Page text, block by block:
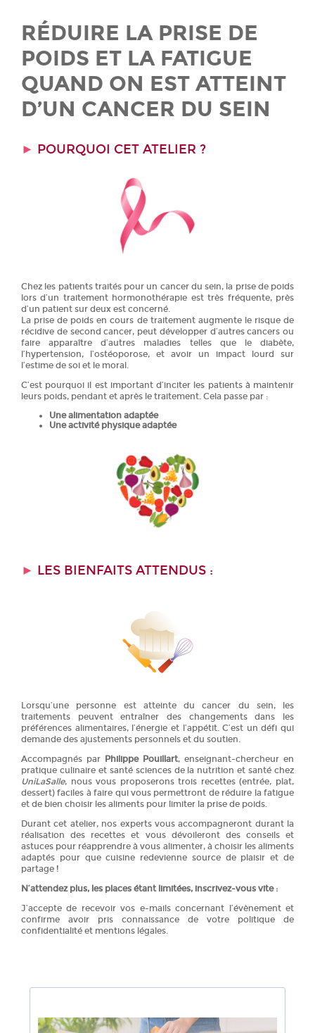
RÉDUIRE LA PRISE DE
POIDS ET LA FATIGUE
QUAND ON EST ATTEINT
D’UN CANCER DU SEIN
► POURQUOI CET ATELIER ?
Chez les patients traités pour un cancer du sein, la prise de poids
lors d’un traitement hormonothérapie est très fréquente, près
d’un patient sur deux est concerné.
La prise de poids en cours de traitement augmente le risque de
récidive de second cancer, peut développer d’autres cancers ou
faire apparaître d’autres maladies telles que le diabète,
l’hypertension, l’ostéoporose, et avoir un impact lourd sur
l’estime de soi et le moral.
C’est pourquoi il est important d’inciter les patients à maintenir
leurs poids, pendant et après le traitement. Cela passe par :
Une alimentation adaptée
Une activité physique adaptée
► LES BIENFAITS ATTENDUS :
Lorsqu’une personne est atteinte du cancer du sein, les
traitements peuvent entraîner des changements dans les
préférences alimentaires, l’énergie et l’appétit. C’est un défi qui
demande des ajustements personnels et du soutien.
Accompagnés par
Philippe Pouillart, enseignant-chercheur en
pratique culinaire et santé sciences de la nutrition et santé chez
UniLaSalle, nous vous proposerons trois recettes (entrée, plat,
dessert) faciles à faire qui vous permettront de réduire la fatigue
et de bien choisir les aliments pour limiter la prise de poids.
Durant cet atelier, nos experts vous accompagneront durant la
réalisation des recettes et vous dévoileront des conseils et
astuces pour réapprendre à vous alimenter, à choisir les aliments
adaptés pour que cuisine redevienne source de plaisir et de
partage !
N’attendez plus, les places étant limitées, inscrivez-vous vite :
J’accepte de recevoir vos e-mails concernant l’évènement et
confirme avoir pris connaissance de votre politique de
confidentialité et mentions légales.